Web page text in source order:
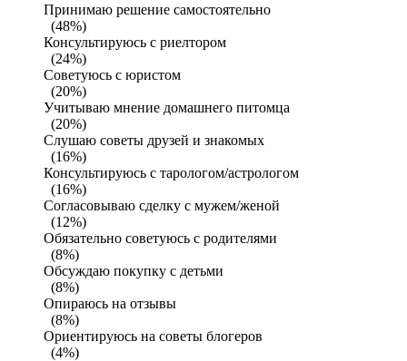
Принимаю решение самостоятельно
(48%)
Консультируюсь с риелтором
(24%)
Советуюсь с юристом
(20%)
Учитываю мнение домашнего питомца
(20%)
Слушаю советы друзей и знакомых
(16%)
Консультируюсь с тарологом/астрологом
(16%)
Согласовываю сделку с мужем/женой
(12%)
Обязательно советуюсь с родителями
(8%)
Обсуждаю покупку с детьми
(8%)
Опираюсь на отзывы
(8%)
Ориентируюсь на советы блогеров
(4%)